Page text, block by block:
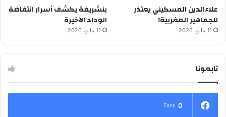
علاءالدين المسكيني يعتذر
للجماهير المغربية!
11 مايو، 2026
بنشريفة يكشف أسرار انتفاضة
الوداد الأخيرة
11 مايو، 2026
تابعونا
0
Fans